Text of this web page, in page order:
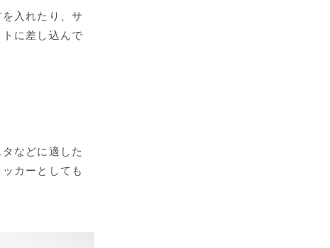
入れたり、サ
に差し込んで
などに適した
カーとしても